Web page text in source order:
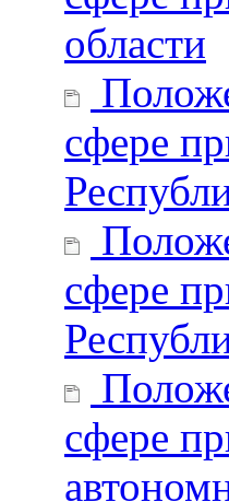
области
сфере
сфере
сфере